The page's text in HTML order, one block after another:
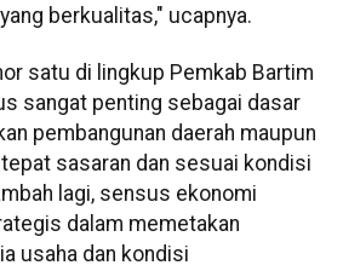
berkualitas," ucapnya.
satu di lingkup Pemkab Bartim
sangat penting sebagai dasar
pembangunan daerah maupun
sasaran dan sesuai kondisi
lagi, sensus ekonomi
dalam memetakan
usaha dan kondisi